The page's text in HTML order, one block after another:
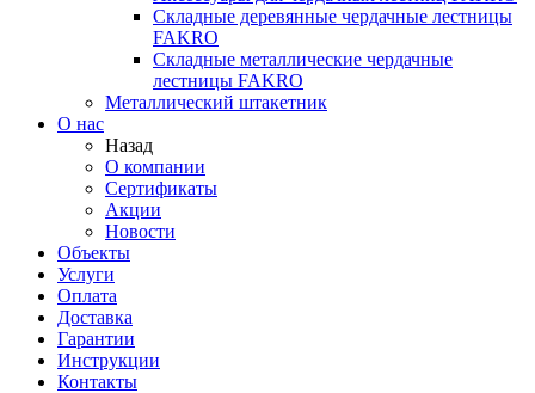
Складные деревянные чердачные лестницы
FAKRO
Складные металлические чердачные
лестницы FAKRO
Металлический штакетник
О нас
Назад
О компании
Сертификаты
Акции
Новости
Объекты
Услуги
Оплата
Доставка
Гарантии
Инструкции
Контакты